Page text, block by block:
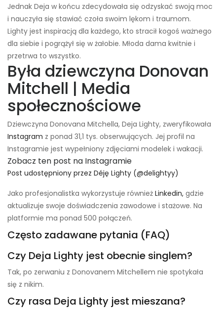
Jednak Deja w końcu zdecydowała się odzyskać swoją moc
i nauczyła się stawiać czoła swoim lękom i traumom.
Lighty jest inspiracją dla każdego, kto stracił kogoś ważnego
dla siebie i pogrążył się w żałobie. Młoda dama kwitnie i
przetrwa to wszystko.
Była dziewczyna Donovan
Mitchell | Media
społecznościowe
Dziewczyna Donovana Mitchella, Deja Lighty, zweryfikowała
Instagram z ponad 31,1 tys. obserwujących. Jej profil na
Instagramie jest wypełniony zdjęciami modelek i wakacji.
Zobacz ten post na Instagramie
Post udostępniony przez Déję Lighty (@delightyy)
Jako profesjonalistka wykorzystuje również Linkedin, gdzie
aktualizuje swoje doświadczenia zawodowe i stażowe. Na
platformie ma ponad 500 połączeń.
Często zadawane pytania (FAQ)
Czy Deja Lighty jest obecnie singlem?
Tak, po zerwaniu z Donovanem Mitchellem nie spotykała
się z nikim.
Czy rasa Deja Lighty jest mieszana?